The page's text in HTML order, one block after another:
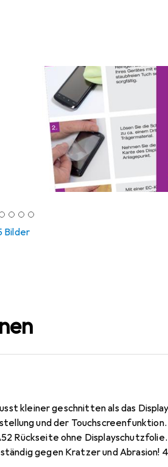
Bilder
kleiner geschnitten als das
und der
Rückseite ohne
gegen Kratzer und Abrasion!